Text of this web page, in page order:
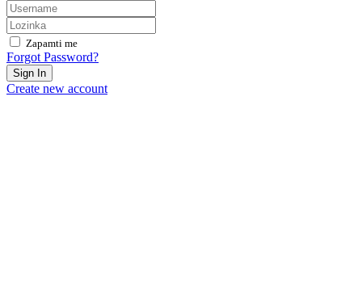
Zapamti me
Forgot Password?
Sign In
Create new account